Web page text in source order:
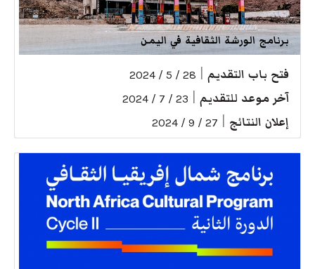
برنامج الورشة الثقافية في اليمن
فتح باب التقديم 28 / 5 / 2024
آخر موعد للتقديم 23 / 7 / 2024
إعلان النتائج 27 / 9 / 2024